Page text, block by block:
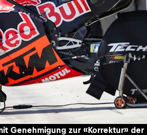
Genehmigung zur «Korrektur» der